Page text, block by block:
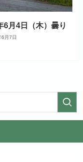
6月4日（木）曇り
月7日